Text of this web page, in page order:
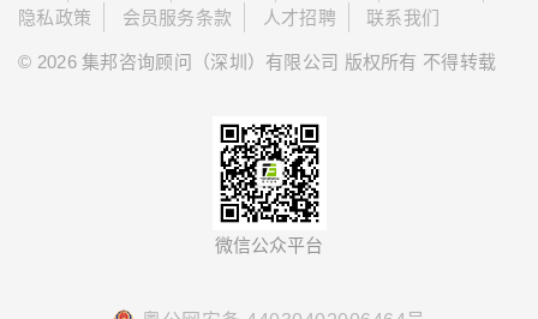
隐私政策
会员服务条款 人才招聘 联系我们
© 2026 集邦咨询顾问（深圳）有限公司 版权所有 不得转载
微信公众平台